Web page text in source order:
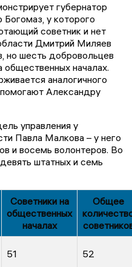
губернатор
у которого
советник и нет
Дмитрий Миляев
но шесть добровольцев
началах.
аналогичного
Александру
управления у
Павла Малкова – у него
и восемь волонтеров. Во
штатных и семь
Советники на
общественных
началах
Общее
51 52